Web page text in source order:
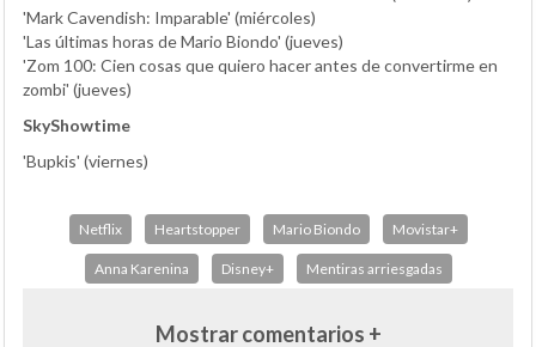
'Mark Cavendish: Imparable' (miércoles)
'Las últimas horas de Mario Biondo' (jueves)
'Zom 100: Cien cosas que quiero hacer antes de convertirme en
zombi' (jueves)
SkyShowtime
'Bupkis' (viernes)
Netflix Heartstopper Mario Biondo Movistar+
Anna Karenina Disney+ Mentiras arriesgadas
Mostrar comentarios +